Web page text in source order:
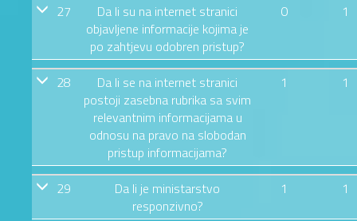
27
Da li su na internet stranici
objavljene informacije kojima je
po zahtjevu odobren pristup?
0 1
28
Da li se na internet stranici
postoji zasebna rubrika sa svim
relevantnim informacijama u
odnosu na pravo na slobodan
pristup informacijama?
1 1
29
Da li je ministarstvo
responzivno?
1 1